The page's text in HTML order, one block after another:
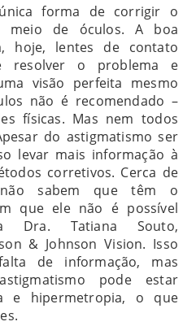
forma de corrigir o
meio de óculos. A boa
hoje, lentes de contato
resolver o problema e
visão perfeita mesmo
não é recomendado –
físicas. Mas nem todos
do astigmatismo ser
levar mais informação à
corretivos. Cerca de
sabem que têm o
que ele não é possível
Dra. Tatiana Souto,
& Johnson Vision. Isso
de informação, mas
pode estar
e hipermetropia, o que